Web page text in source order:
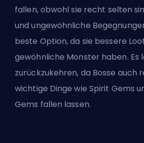
fallen, obwohl sie recht selten
und ungewöhnliche
beste Option, da sie bessere
gewöhnliche Monster haben. Es
zurückzukehren, da Bosse auch
wichtige Dinge wie Spirit Gems
Gems fallen lassen.